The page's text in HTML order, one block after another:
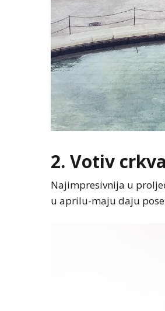
2. Votiv crkva
Najimpresivnija u
u aprilu-maju daju